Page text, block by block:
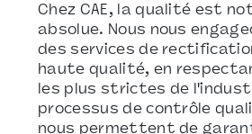
Chez CAE, la qualité est
absolue. Nous nous
des services de
haute qualité, en
les plus strictes de
processus de contrôle
nous permettent de